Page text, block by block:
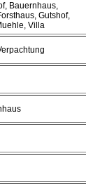
Bauernhaus,
Gutshof,
Villa